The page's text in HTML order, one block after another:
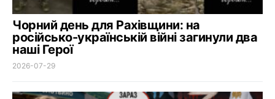
Чорний день для Рахівщини: на
російсько-українській війні загинули два
наші Герої
2026-07-29